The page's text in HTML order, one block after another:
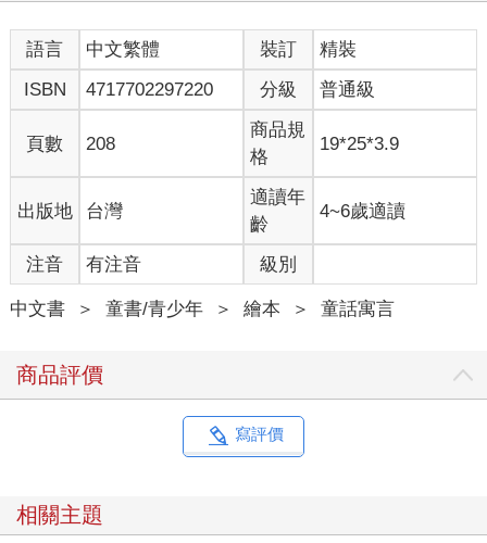
語言 中文繁體 裝訂
精裝
ISBN
4717702297220 分級 普通級
頁數 208
商品規
格
19*25*3.9
出版地 台灣
適讀年
齡
4~6歲適讀
注音 有注音 級別
中文書 ＞ 童書/青少年 ＞ 繪本 ＞ 童話寓言
商品評價
寫評價
相關主題